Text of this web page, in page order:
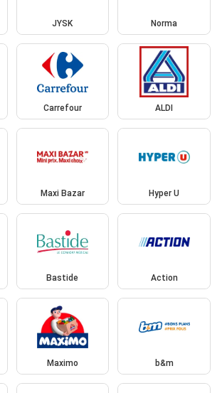
JYSK Norma
Carrefour ALDI
Maxi Bazar Hyper U
Bastide Action
Maximo b&m